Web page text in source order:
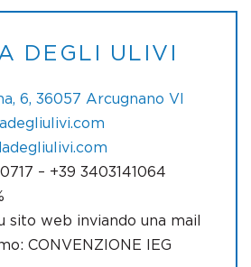
DEGLI ULIVI
6, 36057 Arcugnano VI
– +39 3403141064
sito web inviando una mail
CONVENZIONE IEG